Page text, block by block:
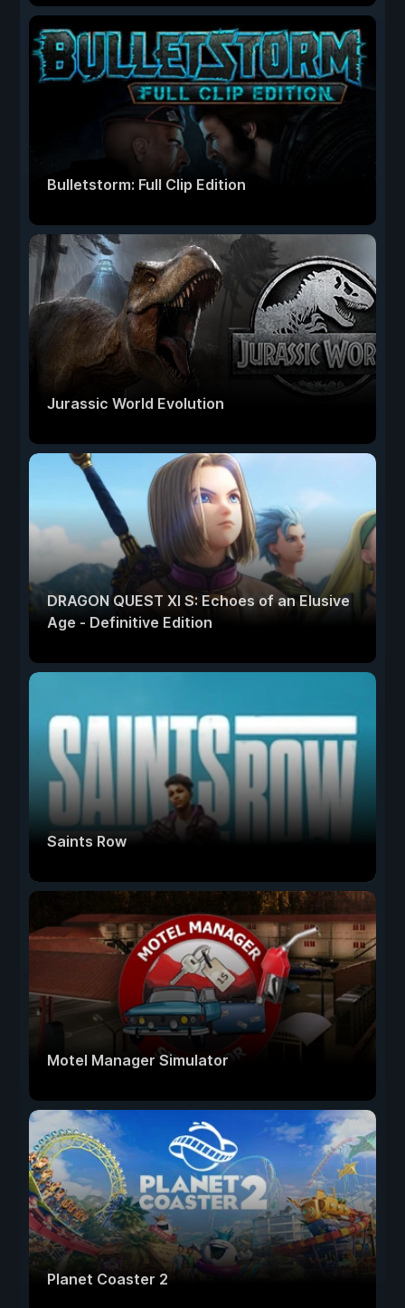
Bulletstorm: Full Clip Edition
Jurassic World Evolution
DRAGON QUEST XI S: Echoes of an Elusive
Age - Definitive Edition
Saints Row
Motel Manager Simulator
Planet Coaster 2